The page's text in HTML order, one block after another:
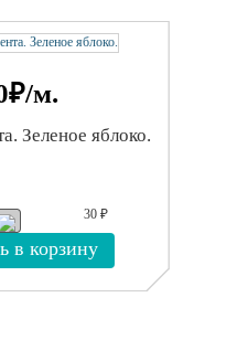
₽/м.
Зеленое яблоко.
30 ₽
в корзину